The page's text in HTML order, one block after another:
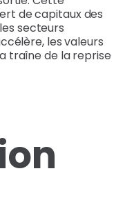
de capitaux des
secteurs
les valeurs
traîne de la reprise